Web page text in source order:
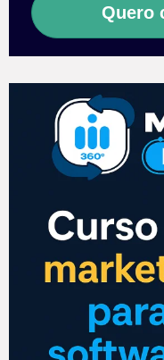
Quero